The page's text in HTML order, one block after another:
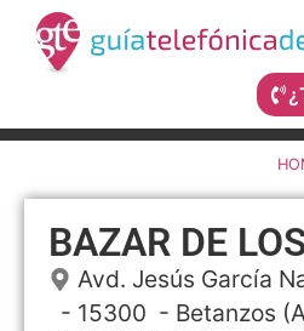
BAZAR DE
Avd. Jesús García
- 15300 - Betanzos